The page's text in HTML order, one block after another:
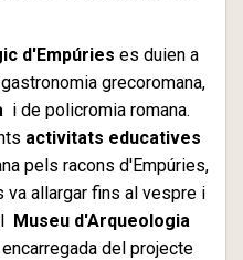
d'Empúries es duien a
grecoromana,
i de policromia romana.
activitats educatives
pels racons d'Empúries,
va allargar fins al vespre i
Museu d'Arqueologia
encarregada del projecte